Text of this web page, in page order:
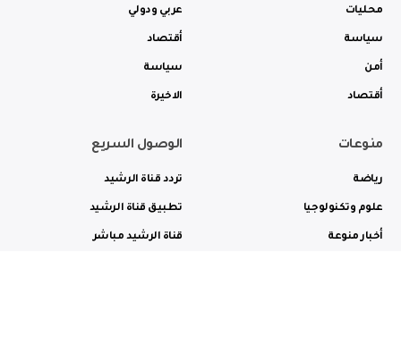
محليات
سياسة
أمن
أقتصاد
عربي ودولي
أقتصاد
سياسة
الاخيرة
منوعات
رياضة
علوم وتكنولوجيا
أخبار منوعة
الوصول السريع
تردد قناة الرشيد
تطبيق قناة الرشيد
قناة الرشيد مباشر